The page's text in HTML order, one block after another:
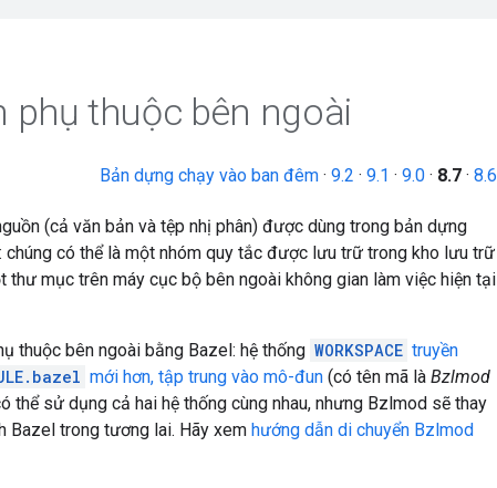
phụ thuộc bên ngoài
Bản dựng chạy vào ban đêm · 9.2 · 9.1 · 9.0 · 8.7 · 8.6
(cả văn bản và tệp nhị phân) được dùng trong bản dựng
có thể là một nhóm quy tắc được lưu trữ trong kho lưu trữ
thư mục trên máy cục bộ bên ngoài không gian làm việc hiện tại
thuộc bên ngoài bằng Bazel: hệ thống WORKSPACE truyền
mới hơn, tập trung vào mô-đun (có tên mã là Bzlmod
thể sử dụng cả hai hệ thống cùng nhau, nhưng Bzlmod sẽ thay
Bazel trong tương lai. Hãy xem hướng dẫn di chuyển Bzlmod